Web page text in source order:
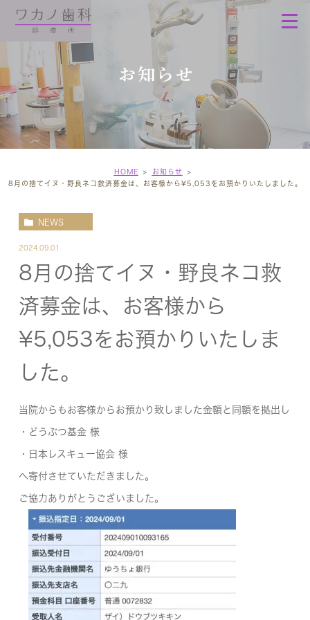
お知らせ
HOME
お知らせ
8月の捨てイヌ・野良ネコ救済募金は、お客様から¥5,053をお預かりいたしました。
NEWS
2024.09.01
8月の捨てイヌ・野良ネコ救
済募金は、お客様から
¥5,053をお預かりいたしま
した。
当院からもお客様からお預かり致しました金額と同額を拠出し
・どうぶつ基金 様
・日本レスキュー協会 様
へ寄付させていただきました。
ご協力ありがとうございました。